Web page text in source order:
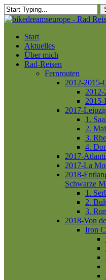
Skip
to
content
Close
Menu
Start
Aktuelles
Über mich
Rad-Reisen
Fernrouten
2012-2015-
2012-
2017-
1.
2.
3.
4.
2017-
2017-La
2018-
Schwarze
1.
2.
3.
2018-Von
Iron